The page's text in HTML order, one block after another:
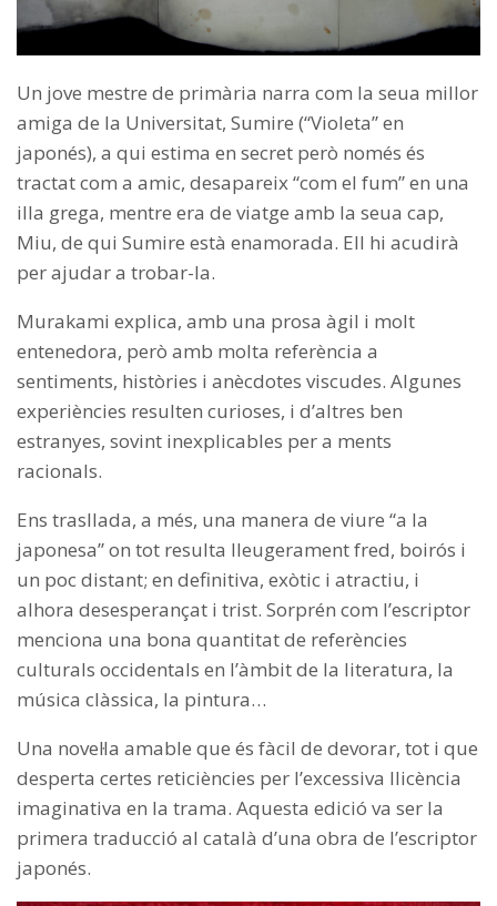
Un jove mestre de primària narra com la seua millor
amiga de la Universitat, Sumire (“Violeta” en
japonés), a qui estima en secret però només és
tractat com a amic, desapareix “com el fum” en una
illa grega, mentre era de viatge amb la seua cap,
Miu, de qui Sumire està enamorada. Ell hi acudirà
per ajudar a trobar-la.
Murakami explica, amb una prosa àgil i molt
entenedora, però amb molta referència a
sentiments, històries i anècdotes viscudes. Algunes
experiències resulten curioses, i d’altres ben
estranyes, sovint inexplicables per a ments
racionals.
Ens trasllada, a més, una manera de viure “a la
japonesa” on tot resulta lleugerament fred, boirós i
un poc distant; en definitiva, exòtic i atractiu, i
alhora desesperançat i trist. Sorprén com l’escriptor
menciona una bona quantitat de referències
culturals occidentals en l’àmbit de la literatura, la
música clàssica, la pintura…
Una novel·la amable que és fàcil de devorar, tot i que
desperta certes reticiències per l’excessiva llicència
imaginativa en la trama. Aquesta edició va ser la
primera traducció al català d’una obra de l’escriptor
japonés.